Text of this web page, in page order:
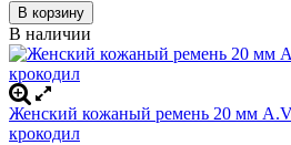
В корзину
В наличии
Женский кожаный ремень 20 мм
крокодил